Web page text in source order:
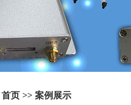
首页 >> 案例展示